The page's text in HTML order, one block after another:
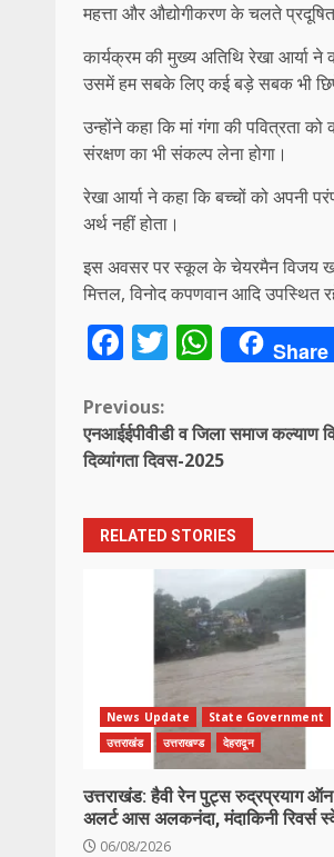
महत्ता और औद्योगीकरण के चलते
कार्यक्रम की मुख्य अतिथि रेखा आर्या ने
उसमें हम सबके लिए कई बड़े सबक भी
उन्होंने कहा कि मां गंगा की पवित्रता
संरक्षण का भी संकल्प लेना होगा।
रेखा आर्या ने कहा कि बच्चों को अपनी
अर्थ नहीं होता।
इस अवसर पर स्कूल के चेयरमैन विजय
मित्तल, विनोद कपणवान आदि उपस्थित
Facebook
TwitterShare
Continue
Reading
Previous:
एनआईईपीवीडी व जिला समाज कल्याण
दिव्यांगता दिवस-2025
RELATED STORIES
News Update
State Government
उत्तराखंड
उत्तराखण्ड देहरादून
उत्तराखंड: हैवी रेन पुट्स रुद्रप्रयाग ऑन
अलर्ट आस अलकनंदा, मंदाकिनी रिवर्स
06/08/2026